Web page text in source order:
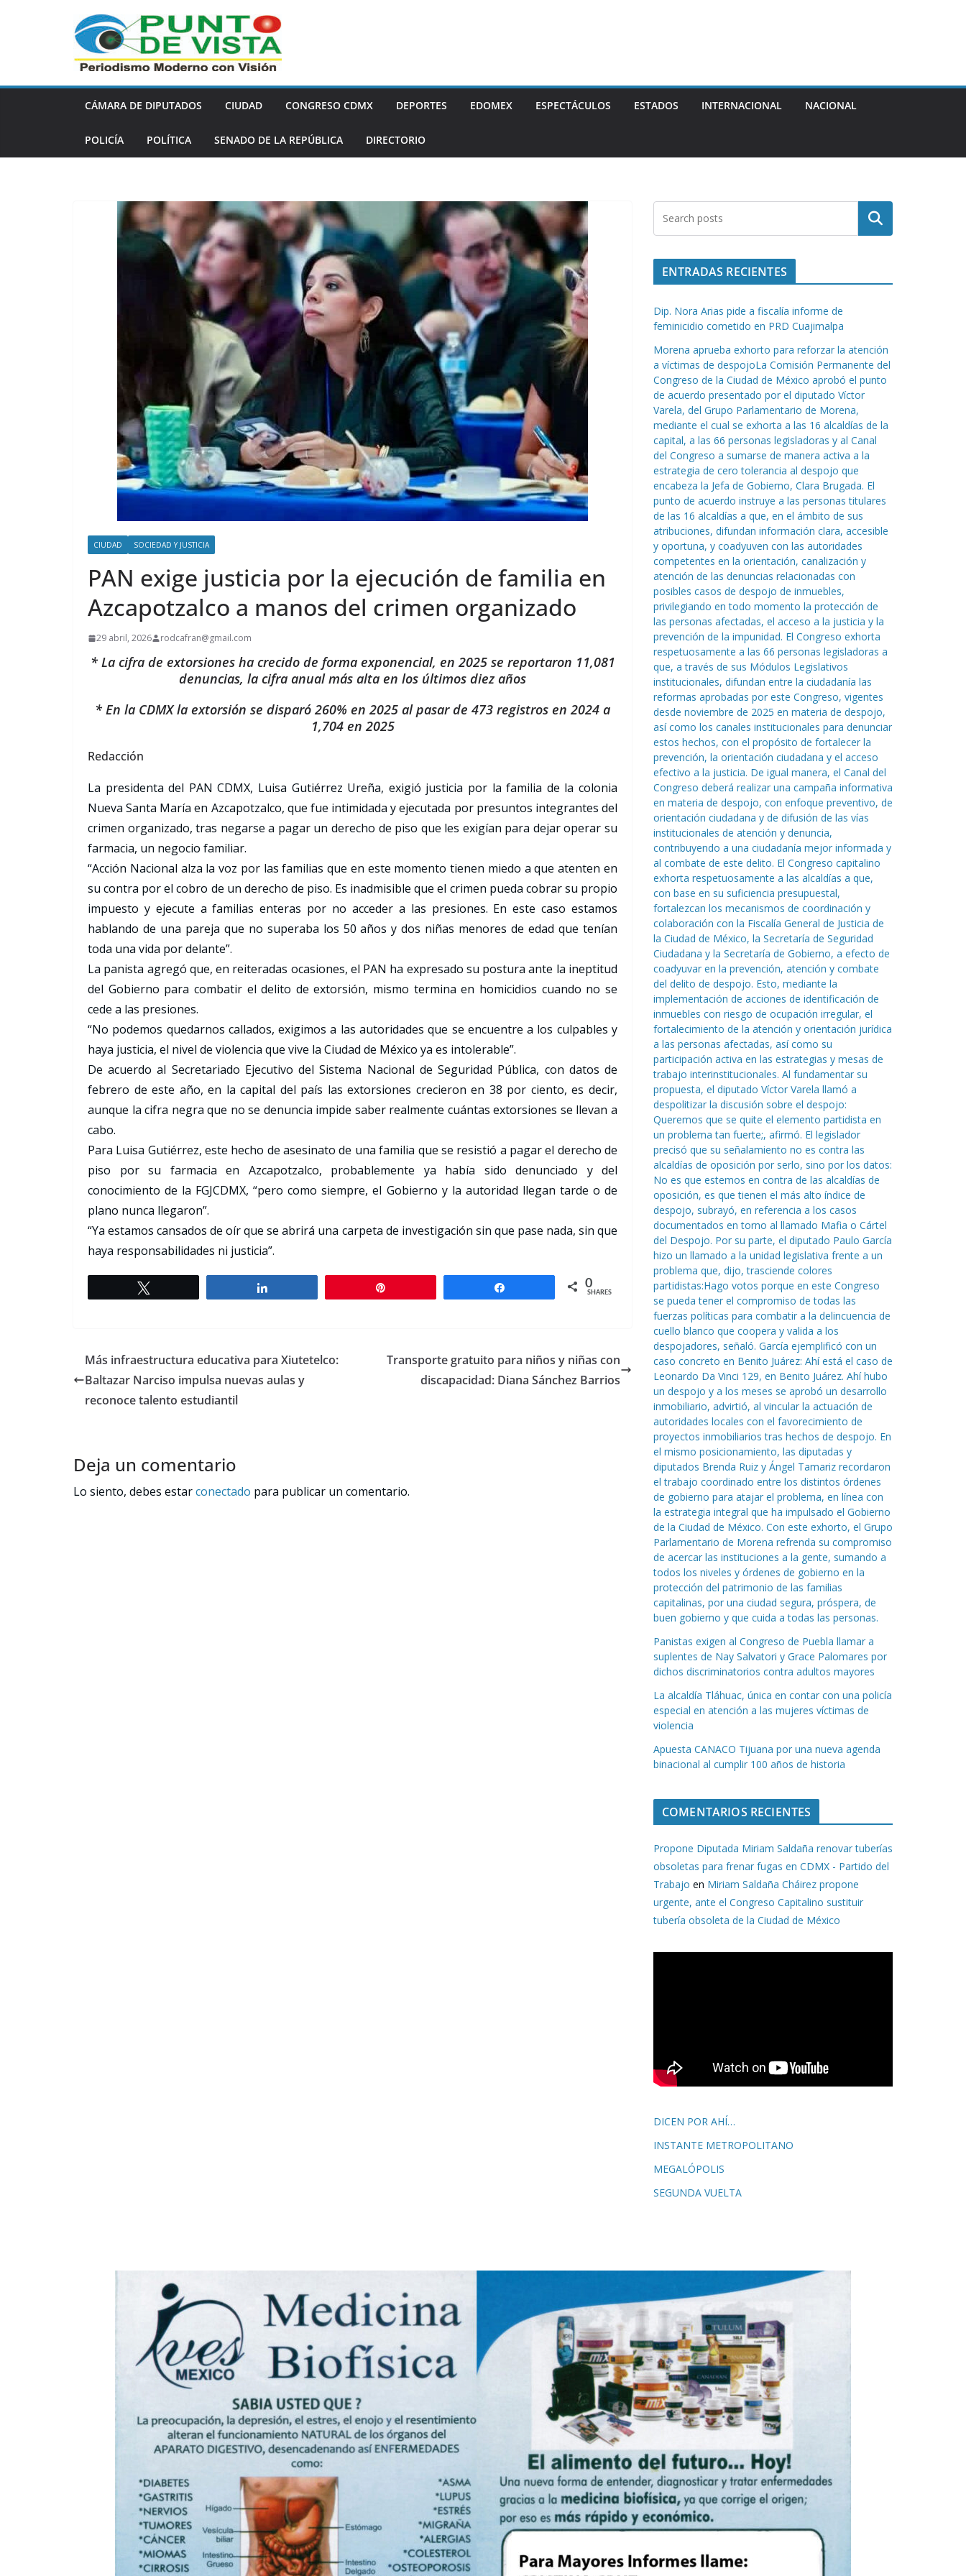
CÁMARA DE DIPUTADOS CIUDAD CONGRESO CDMX DEPORTES EDOMEX ESPECTÁCULOS ESTADOS INTERNACIONAL NACIONAL
POLICÍA POLÍTICA SENADO DE LA REPÚBLICA DIRECTORIO
CIUDAD SOCIEDAD Y JUSTICIA
PAN exige justicia por la ejecución de familia en
Azcapotzalco a manos del crimen organizado
29 abril, 2026 rodcafran@gmail.com
* La cifra de extorsiones ha crecido de forma exponencial, en 2025 se reportaron 11,081
denuncias, la cifra anual más alta en los últimos diez años
* En la CDMX la extorsión se disparó 260% en 2025 al pasar de 473 registros en 2024 a
1,704 en 2025
Redacción
La presidenta del PAN CDMX, Luisa Gutiérrez Ureña, exigió justicia por la familia de la colonia
Nueva Santa María en Azcapotzalco, que fue intimidada y ejecutada por presuntos integrantes del
crimen organizado, tras negarse a pagar un derecho de piso que les exigían para dejar operar su
farmacia, un negocio familiar.
“Acción Nacional alza la voz por las familias que en este momento tienen miedo a que atenten en
su contra por el cobro de un derecho de piso. Es inadmisible que el crimen pueda cobrar su propio
impuesto y ejecute a familias enteras por no acceder a las presiones. En este caso estamos
hablando de una pareja que no superaba los 50 años y dos niñas menores de edad que tenían
toda una vida por delante”.
La panista agregó que, en reiteradas ocasiones, el PAN ha expresado su postura ante la ineptitud
del Gobierno para combatir el delito de extorsión, mismo termina en homicidios cuando no se
cede a las presiones.
“No podemos quedarnos callados, exigimos a las autoridades que se encuentre a los culpables y
haya justicia, el nivel de violencia que vive la Ciudad de México ya es intolerable”.
De acuerdo al Secretariado Ejecutivo del Sistema Nacional de Seguridad Pública, con datos de
febrero de este año, en la capital del país las extorsiones crecieron en 38 por ciento, es decir,
aunque la cifra negra que no se denuncia impide saber realmente cuántas extorsiones se llevan a
cabo.
Para Luisa Gutiérrez, este hecho de asesinato de una familia que se resistió a pagar el derecho de
piso por su farmacia en Azcapotzalco, probablemente ya había sido denunciado y del
conocimiento de la FGJCDMX, “pero como siempre, el Gobierno y la autoridad llegan tarde o de
plano nunca llegaron”.
“Ya estamos cansados de oír que se abrirá una carpeta de investigación sin que pase nada, sin que
haya responsabilidades ni justicia”.
0
SHARES
Más infraestructura educativa para Xiutetelco:
Baltazar Narciso impulsa nuevas aulas y
reconoce talento estudiantil
Transporte gratuito para niños y niñas con
discapacidad: Diana Sánchez Barrios
Deja un comentario
Lo siento, debes estarconectado para publicar un comentario.
Buscar
ENTRADAS RECIENTES
Dip. Nora Arias pide a fiscalía informe de
feminicidio cometido en PRD Cuajimalpa
Morena aprueba exhorto para reforzar la atención
a víctimas de despojoLa Comisión Permanente del
Congreso de la Ciudad de México aprobó el punto
de acuerdo presentado por el diputado Víctor
Varela, del Grupo Parlamentario de Morena,
mediante el cual se exhorta a las 16 alcaldías de la
capital, a las 66 personas legisladoras y al Canal
del Congreso a sumarse de manera activa a la
estrategia de cero tolerancia al despojo que
encabeza la Jefa de Gobierno, Clara Brugada. El
punto de acuerdo instruye a las personas titulares
de las 16 alcaldías a que, en el ámbito de sus
atribuciones, difundan información clara, accesible
y oportuna, y coadyuven con las autoridades
competentes en la orientación, canalización y
atención de las denuncias relacionadas con
posibles casos de despojo de inmuebles,
privilegiando en todo momento la protección de
las personas afectadas, el acceso a la justicia y la
prevención de la impunidad. El Congreso exhorta
respetuosamente a las 66 personas legisladoras a
que, a través de sus Módulos Legislativos
institucionales, difundan entre la ciudadanía las
reformas aprobadas por este Congreso, vigentes
desde noviembre de 2025 en materia de despojo,
así como los canales institucionales para denunciar
estos hechos, con el propósito de fortalecer la
prevención, la orientación ciudadana y el acceso
efectivo a la justicia. De igual manera, el Canal del
Congreso deberá realizar una campaña informativa
en materia de despojo, con enfoque preventivo, de
orientación ciudadana y de difusión de las vías
institucionales de atención y denuncia,
contribuyendo a una ciudadanía mejor informada y
al combate de este delito. El Congreso capitalino
exhorta respetuosamente a las alcaldías a que,
con base en su suficiencia presupuestal,
fortalezcan los mecanismos de coordinación y
colaboración con la Fiscalía General de Justicia de
la Ciudad de México, la Secretaría de Seguridad
Ciudadana y la Secretaría de Gobierno, a efecto de
coadyuvar en la prevención, atención y combate
del delito de despojo. Esto, mediante la
implementación de acciones de identificación de
inmuebles con riesgo de ocupación irregular, el
fortalecimiento de la atención y orientación jurídica
a las personas afectadas, así como su
participación activa en las estrategias y mesas de
trabajo interinstitucionales. Al fundamentar su
propuesta, el diputado Víctor Varela llamó a
despolitizar la discusión sobre el despojo:
Queremos que se quite el elemento partidista en
un problema tan fuerte;, afirmó. El legislador
precisó que su señalamiento no es contra las
alcaldías de oposición por serlo, sino por los datos:
No es que estemos en contra de las alcaldías de
oposición, es que tienen el más alto índice de
despojo, subrayó, en referencia a los casos
documentados en torno al llamado Mafia o Cártel
del Despojo. Por su parte, el diputado Paulo García
hizo un llamado a la unidad legislativa frente a un
problema que, dijo, trasciende colores
partidistas:Hago votos porque en este Congreso
se pueda tener el compromiso de todas las
fuerzas políticas para combatir a la delincuencia de
cuello blanco que coopera y valida a los
despojadores, señaló. García ejemplificó con un
caso concreto en Benito Juárez: Ahí está el caso de
Leonardo Da Vinci 129, en Benito Juárez. Ahí hubo
un despojo y a los meses se aprobó un desarrollo
inmobiliario, advirtió, al vincular la actuación de
autoridades locales con el favorecimiento de
proyectos inmobiliarios tras hechos de despojo. En
el mismo posicionamiento, las diputadas y
diputados Brenda Ruiz y Ángel Tamariz recordaron
el trabajo coordinado entre los distintos órdenes
de gobierno para atajar el problema, en línea con
la estrategia integral que ha impulsado el Gobierno
de la Ciudad de México. Con este exhorto, el Grupo
Parlamentario de Morena refrenda su compromiso
de acercar las instituciones a la gente, sumando a
todos los niveles y órdenes de gobierno en la
protección del patrimonio de las familias
capitalinas, por una ciudad segura, próspera, de
buen gobierno y que cuida a todas las personas.
Panistas exigen al Congreso de Puebla llamar a
suplentes de Nay Salvatori y Grace Palomares por
dichos discriminatorios contra adultos mayores
La alcaldía Tláhuac, única en contar con una policía
especial en atención a las mujeres víctimas de
violencia
Apuesta CANACO Tijuana por una nueva agenda
binacional al cumplir 100 años de historia
COMENTARIOS RECIENTES
Propone Diputada Miriam Saldaña renovar tuberías
obsoletas para frenar fugas en CDMX - Partido del
Trabajo en Miriam Saldaña Cháirez propone
urgente, ante el Congreso Capitalino sustituir
tubería obsoleta de la Ciudad de México
DICEN POR AHÍ…
INSTANTE METROPOLITANO
MEGALÓPOLIS
SEGUNDA VUELTA